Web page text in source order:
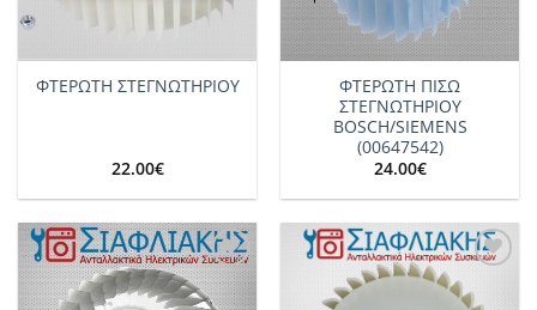
ΦΤΕΡΩΤΗ ΣΤΕΓΝΩΤΗΡΙΟΥ
22.00€
ΦΤΕΡΩΤΗ ΠΙΣΩ
ΣΤΕΓΝΩΤΗΡΙΟΥ
BOSCH/SIEMENS
(00647542)
24.00€
Add to
wishlist
Add to
wishlist